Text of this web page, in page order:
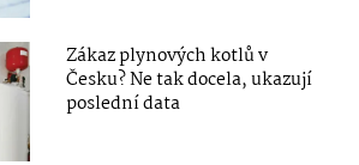
Zákaz plynových kotlů v
Česku? Ne tak docela, ukazují
poslední data